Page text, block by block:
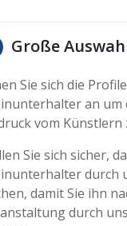
Große
Sie sich die
an um
vom Künstlern
Sie sich sicher,
durch
damit Sie ihn
durch